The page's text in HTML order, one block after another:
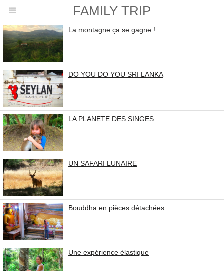
FAMILY TRIP
La montagne ça se gagne !
DO YOU DO YOU SRI LANKA
LA PLANETE DES SINGES
UN SAFARI LUNAIRE
Bouddha en pièces détachées.
Une expérience élastique